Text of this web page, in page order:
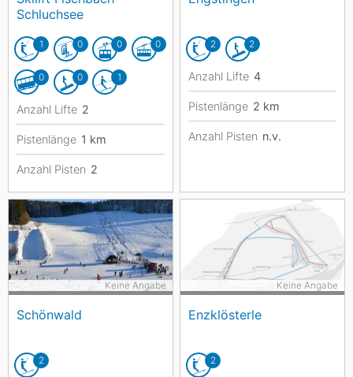
Schluchsee
1 0 0 0
0 0 1
Anzahl Lifte 2
Pistenlänge 1 km
Anzahl Pisten 2
2 2
Anzahl Lifte 4
Pistenlänge 2 km
Anzahl Pisten n.v.
Schönwald
Keine Angabe
2
Enzklösterle
Keine Angabe
2